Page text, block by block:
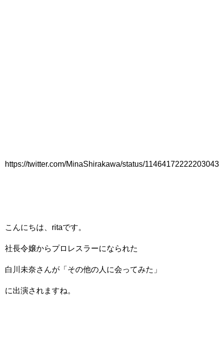
https://twitter.com/MinaShirakawa/status/
こんにちは、ritaです。
社長令嬢からプロレスラーになられた
白川未奈さんが「その他の人に会ってみた」
に出演されますね。